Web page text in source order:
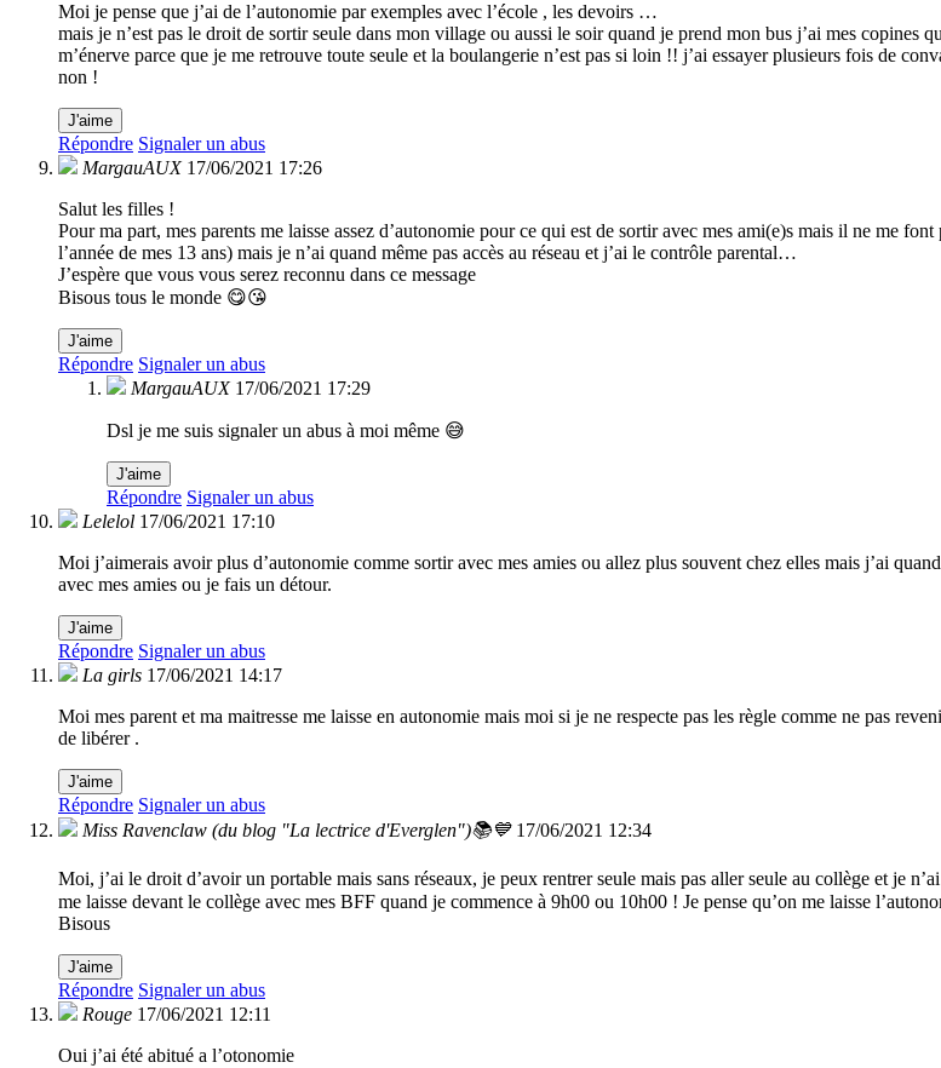
Moi je pense que j’ai de l’autonomie par exemples avec l’école , les devoirs …
mais je n’est pas le droit de sortir seule dans mon village ou aussi le soir quand je prend mon bus j’ai mes
m’énerve parce que je me retrouve toute seule et la boulangerie n’est pas si loin !! j’ai essayer plusieurs fois de
non !
J'aime
Répondre Signaler un abus
MargauAUX 17/06/2021 17:26
Salut les filles !
Pour ma part, mes parents me laisse assez d’autonomie pour ce qui est de sortir avec mes ami(e)s mais il ne me
l’année de mes 13 ans) mais je n’ai quand même pas accès au réseau et j’ai le contrôle parental…
J’espère que vous vous serez reconnu dans ce message
Bisous tous le monde 😋😘
J'aime
Répondre Signaler un abus
MargauAUX 17/06/2021 17:29
Dsl je me suis signaler un abus à moi même 😅
J'aime
Répondre Signaler un abus
Lelelol 17/06/2021 17:10
Moi j’aimerais avoir plus d’autonomie comme sortir avec mes amies ou allez plus souvent chez elles mais j’ai
avec mes amies ou je fais un détour.
J'aime
Répondre Signaler un abus
La girls 17/06/2021 14:17
Moi mes parent et ma maitresse me laisse en autonomie mais moi si je ne respecte pas les règle comme ne pas
de libérer .
J'aime
Répondre Signaler un abus
Miss Ravenclaw (du blog "La lectrice d'Everglen")📚💙 17/06/2021 12:34
Moi, j’ai le droit d’avoir un portable mais sans réseaux, je peux rentrer seule mais pas aller seule au collège et je
me laisse devant le collège avec mes BFF quand je commence à 9h00 ou 10h00 ! Je pense qu’on me laisse
Bisous
J'aime
Répondre Signaler un abus
Rouge 17/06/2021 12:11
Oui j’ai été abitué a l’otonomie